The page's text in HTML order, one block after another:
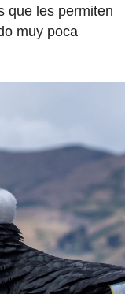
que les permiten
muy poca